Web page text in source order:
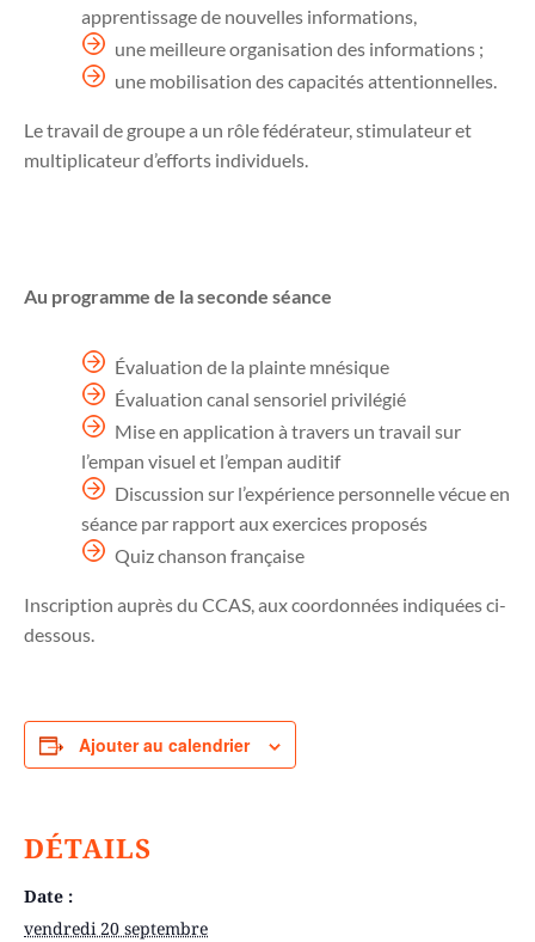
apprentissage de nouvelles informations,
une meilleure organisation des informations ;
une mobilisation des capacités attentionnelles.
Le travail de groupe a un rôle fédérateur, stimulateur et
multiplicateur d’efforts individuels.
Au programme de la seconde séance
Évaluation de la plainte mnésique
Évaluation canal sensoriel privilégié
Mise en application à travers un travail sur
l’empan visuel et l’empan auditif
Discussion sur l’expérience personnelle vécue en
séance par rapport aux exercices proposés
Quiz chanson française
Inscription auprès du CCAS, aux coordonnées indiquées ci-
dessous.
Ajouter au calendrier
DÉTAILS
Date :
vendredi 20 septembre